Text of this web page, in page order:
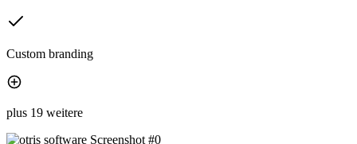
Custom branding
plus 19 weitere